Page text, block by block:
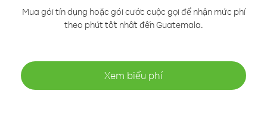
Mua gói tín dụng hoặc gói cước cuộc gọi để nhận mức phí
theo phút tốt nhất đến Guatemala.
Xem biểu phí